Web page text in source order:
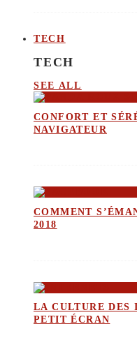
TECH
TECH
SEE ALL
CONFORT ET
NAVIGATEUR
COMMENT
2018
LA CULTURE DES
PETIT ÉCRAN